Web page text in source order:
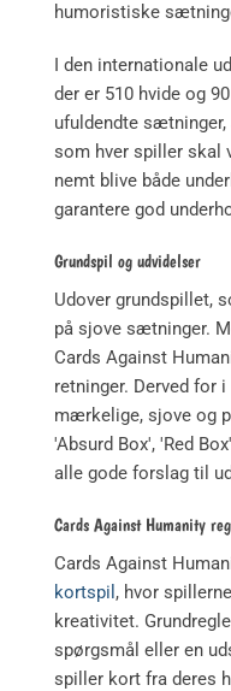
humoristiske
I den internationale
der er 510 hvide og
ufuldendte
som hver spiller skal
nemt blive både
garantere god
Grundspil og udvidelser
Udover grundspillet,
på sjove sætninger.
Cards Against
retninger. Derved for
mærkelige, sjove og
'Absurd Box', 'Red
alle gode forslag til
Cards Against Humanity
Cards Against
kortspil , hvor
kreativitet.
spørgsmål eller en
spiller kort fra deres